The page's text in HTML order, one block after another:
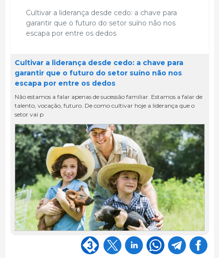
Cultivar a liderança desde cedo: a chave para
garantir que o futuro do setor suíno não nos
escapa por entre os dedos
Cultivar a liderança desde cedo: a chave para
garantir que o futuro do setor suíno não nos
escapa por entre os dedos
Não estamos a falar apenas de sucessão familiar. Estamos a falar de
talento, vocação, futuro. De como cultivar hoje a liderança que o
setor vai p